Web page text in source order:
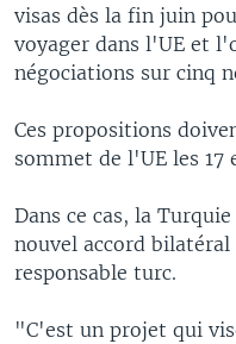
visas dès la fin juin
voyager dans l'UE et
négociations sur cinq
Ces propositions
sommet de l'UE les 17
Dans ce cas, la
nouvel accord
responsable turc.
"C'est un projet qui